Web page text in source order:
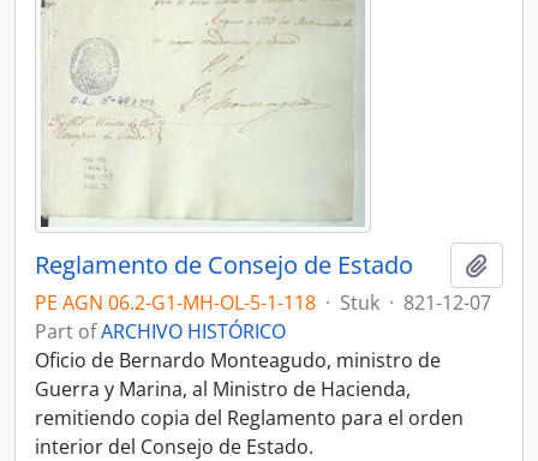
Reglamento de Consejo de Estado
PE AGN 06.2-G1-MH-OL-5-1-118 · Stuk · 821-12-07
Part ofARCHIVO HISTÓRICO
Oficio de Bernardo Monteagudo, ministro de
Guerra y Marina, al Ministro de Hacienda,
remitiendo copia del Reglamento para el orden
interior del Consejo de Estado.